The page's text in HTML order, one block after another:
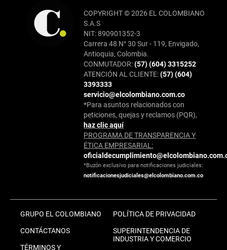
COPYRIGHT © 2026 EL COLOMBIANO
S.A.S
NIT: 890901352-3
Carrera 48 N° 30 Sur - 119, Envigado,
Antioquia, Colombia.
CONMUTADOR:(57) (604) 3315252
ATENCIÓN AL CLIENTE:(57) (604)
3393333
servicio@elcolombiano.com.co
*Para asuntos relacionados con
peticiones, quejas y reclamos (PQR),
haz clic aquí
PROGRAMA DE TRANSPARENCIA Y
ÉTICA EMPRESARIAL:
*Buzón exclusivo para notificaciones judiciales:
notificacionesjudiciales@elcolombiano.com.co
GRUPO EL COLOMBIANO
CONTÁCTANOS
TÉRMINOS Y
POLÍTICA DE PRIVACIDAD
SUPERINTENDENCIA DE
INDUSTRIA Y COMERCIO